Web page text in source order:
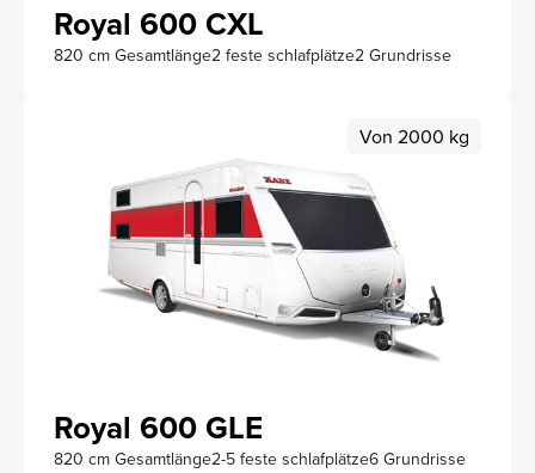
Royal 600 CXL
820 cm Gesamtlänge2 feste schlafplätze2 Grundrisse
Von 2000 kg
Royal 600 GLE
820 cm Gesamtlänge2-5 feste schlafplätze6 Grundrisse